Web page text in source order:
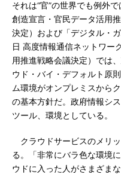
それは“官”の世界でも例外
創造宣言・官民データ活用
決定）および「デジタル・
日 高度情報通信ネットワー
用推進戦略会議決定）では
ウド・バイ・デフォルト原
ム環境がオンプレミスから
の基本方針だ。政府情報シ
ツール、環境としている。
クラウドサービスのメリ
る。「非常にバラ色な環境
ウドに入った人がさまざま